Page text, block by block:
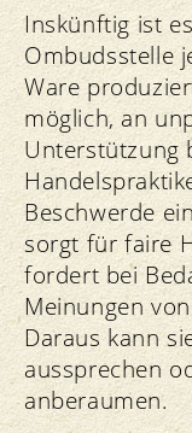
Inskünftig ist
Ombudsstelle
Ware
möglich, an
Unterstützung
Beschwerde
sorgt für faire
fordert bei
Meinungen
Daraus kann
aussprechen
anberaumen.